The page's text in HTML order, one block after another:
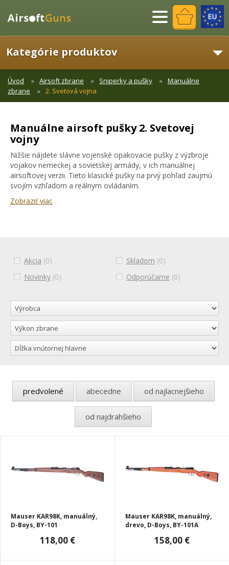
Menu
Kategórie produktov
Úvod Airsoft zbrane Sniperky a pušky
Manuálne
zbrane
2. Svetová vojna
Manuálne airsoft pušky 2. Svetovej
vojny
Nižšie nájdete slávne vojenské opakovacie pušky z výzbroje
vojakov nemeckej a sovietskej armády, v ich manuálnej
airsoftovej verzii. Tieto klasické pušky na prvý pohľad zaujmú
svojím vzhľadom a reálnym ovládaním.
Zobraziť viac
Akcia (0) Skladom (0)
Novinky (0) Odporúčame (0)
predvolené abecedne od najlacnejšieho
od najdrahšieho
Mauser KAR98K, manuálný,
D-Boys, BY-101
118,00 €
Mauser KAR98K, manuálný,
drevo, D-Boys, BY-101A
158,00 €